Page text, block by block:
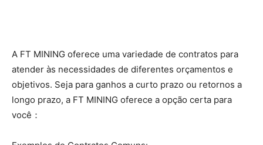
A FT MINING oferece uma variedade de contratos para
atender às necessidades de diferentes orçamentos e
objetivos. Seja para ganhos a curto prazo ou retornos a
longo prazo, a FT MINING oferece a opção certa para
você：